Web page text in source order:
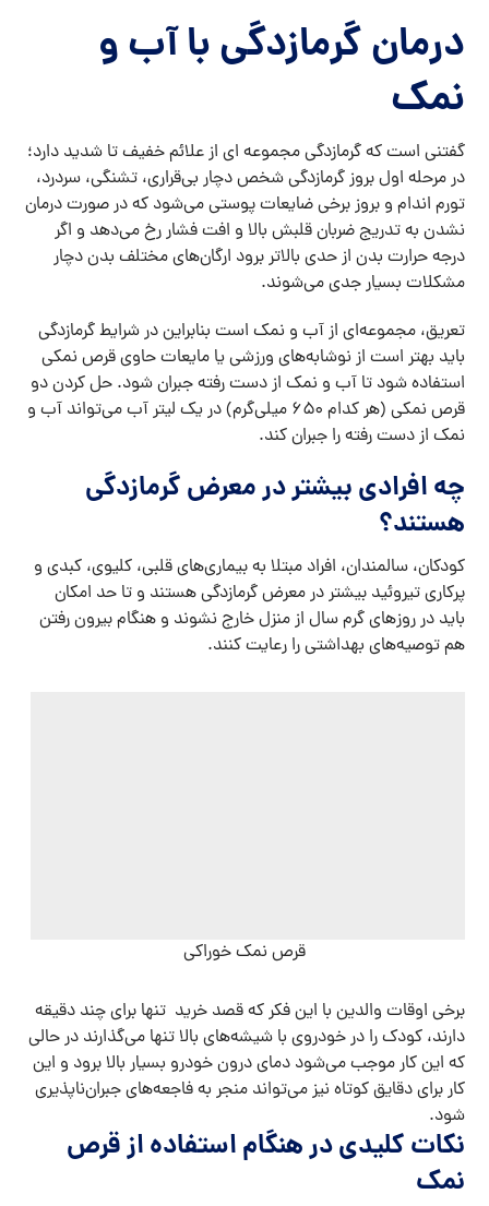
درمان گرمازدگی با آب و
نمک
گفتنی است که گرمازدگی مجموعه ای از علائم خفیف تا شدید دارد؛
در مرحله اول بروز گرمازدگی شخص دچار بی‌قراری، تشنگی، سردرد،
تورم اندام و بروز برخی ضایعات پوستی می‌شود که در صورت درمان
نشدن به تدریج ضربان قلبش بالا و افت فشار رخ می‌دهد و اگر
درجه حرارت بدن از حدی بالاتر برود ارگان‌های مختلف بدن دچار
مشکلات بسیار جدی می‌شوند.
تعریق، مجموعه‌ای از آب و نمک است بنابراین در شرایط گرمازدگی
باید بهتر است از نوشابه‌های ورزشی یا مایعات حاوی قرص نمکی
استفاده شود تا آب و نمک از دست رفته جبران شود. حل کردن دو
قرص نمکی (هر کدام ۶۵۰ میلی‌گرم) در یک لیتر آب می‌تواند آب و
نمک از دست رفته را جبران کند.
چه افرادی بیشتر در معرض گرمازدگی
هستند؟
کودکان، سالمندان، افراد مبتلا به بیماری‌های قلبی، کلیوی، کبدی و
پرکاری تیروئید بیشتر در معرض گرمازدگی هستند و تا حد امکان
باید در روزهای گرم سال از منزل خارج نشوند و هنگام بیرون رفتن
هم توصیه‌های بهداشتی را رعایت کنند.
قرص نمک خوراکی
برخی اوقات والدین با این فکر که قصد خرید تنها برای چند دقیقه
دارند، کودک را در خودروی با شیشه‌های بالا تنها می‌گذارند در حالی
که این کار موجب می‌شود دمای درون خودرو بسیار بالا برود و این
کار برای دقایق کوتاه نیز می‌تواند منجر به فاجعه‌های جبران‌ناپذیری
شود.
نکات کلیدی در هنگام استفاده از قرص
نمک